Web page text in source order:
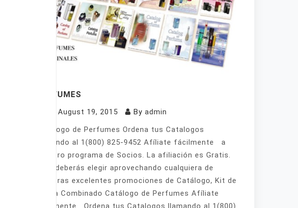
PERFUMES
August 19, 2015 By admin
Catálogo de Perfumes Ordena tus Catalogos
llamando al 1(800) 825-9452 Afíliate fácilmente a
nuestro programa de Socios. La afiliación es Gratis.
Sólo deberás elegir aprovechando cualquiera de
nuestras excelentes promociones de Catálogo, Kit de
Venta Combinado Catálogo de Perfumes Afíliate
fácilmente Ordena tus Catalogos llamando al 1(800)